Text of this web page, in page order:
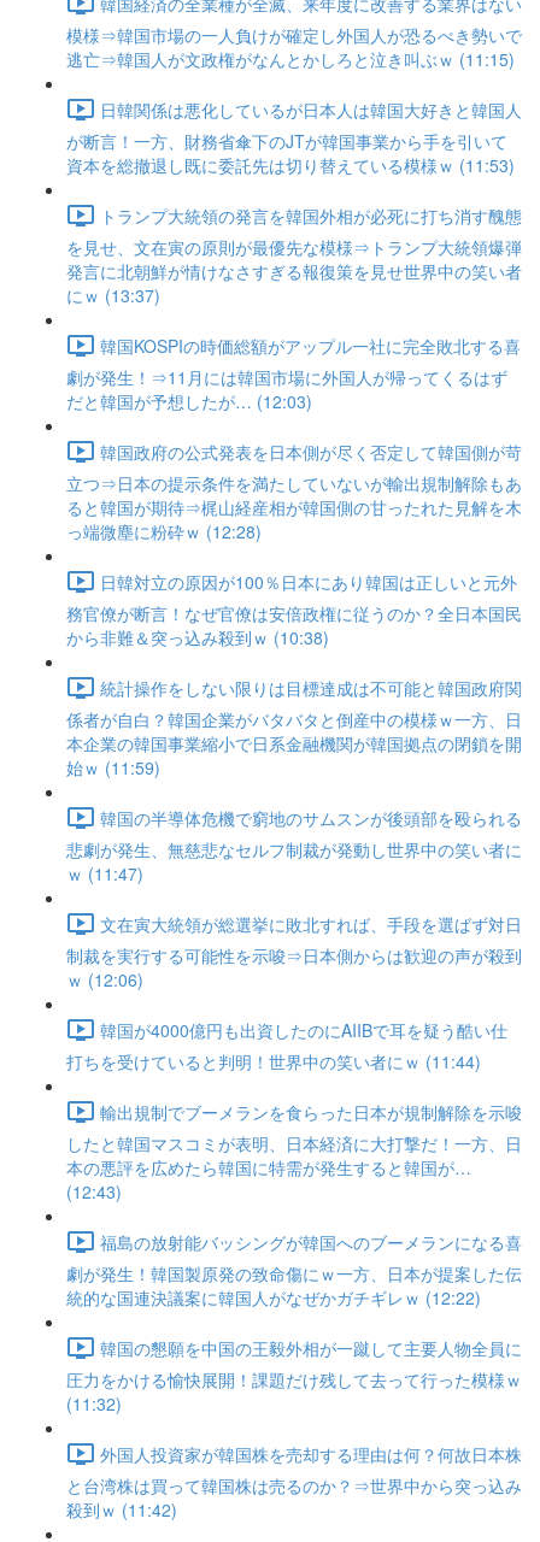
模様⇒韓国市場の一人負けが確定し外国人が恐るべき勢いで
逃亡⇒韓国人が文政権がなんとかしろと泣き叫ぶｗ (11:15)
日韓関係は悪化しているが日本人は韓国大好きと韓国人
が断言！一方、財務省傘下のJTが韓国事業から手を引いて
資本を総撤退し既に委託先は切り替えている模様ｗ (11:53)
トランプ大統領の発言を韓国外相が必死に打ち消す醜態
を見せ、文在寅の原則が最優先な模様⇒トランプ大統領爆弾
発言に北朝鮮が情けなさすぎる報復策を見せ世界中の笑い者
にｗ (13:37)
韓国KOSPIの時価総額がアップル一社に完全敗北する喜
劇が発生！⇒11月には韓国市場に外国人が帰ってくるはず
だと韓国が予想したが… (12:03)
韓国政府の公式発表を日本側が尽く否定して韓国側が苛
立つ⇒日本の提示条件を満たしていないが輸出規制解除もあ
ると韓国が期待⇒梶山経産相が韓国側の甘ったれた見解を木
っ端微塵に粉砕ｗ (12:28)
日韓対立の原因が100％日本にあり韓国は正しいと元外
務官僚が断言！なぜ官僚は安倍政権に従うのか？全日本国民
から非難＆突っ込み殺到ｗ (10:38)
統計操作をしない限りは目標達成は不可能と韓国政府関
係者が自白？韓国企業がバタバタと倒産中の模様ｗ一方、日
本企業の韓国事業縮小で日系金融機関が韓国拠点の閉鎖を開
始ｗ (11:59)
韓国の半導体危機で窮地のサムスンが後頭部を殴られる
悲劇が発生、無慈悲なセルフ制裁が発動し世界中の笑い者に
ｗ (11:47)
文在寅大統領が総選挙に敗北すれば、手段を選ばず対日
制裁を実行する可能性を示唆⇒日本側からは歓迎の声が殺到
ｗ (12:06)
韓国が4000億円も出資したのにAIIBで耳を疑う酷い仕
打ちを受けていると判明！世界中の笑い者にｗ (11:44)
輸出規制でブーメランを食らった日本が規制解除を示唆
したと韓国マスコミが表明、日本経済に大打撃だ！一方、日
本の悪評を広めたら韓国に特需が発生すると韓国が…
(12:43)
福島の放射能バッシングが韓国へのブーメランになる喜
劇が発生！韓国製原発の致命傷にｗ一方、日本が提案した伝
統的な国連決議案に韓国人がなぜかガチギレｗ (12:22)
韓国の懇願を中国の王毅外相が一蹴して主要人物全員に
圧力をかける愉快展開！課題だけ残して去って行った模様ｗ
(11:32)
外国人投資家が韓国株を売却する理由は何？何故日本株
と台湾株は買って韓国株は売るのか？⇒世界中から突っ込み
殺到ｗ (11:42)